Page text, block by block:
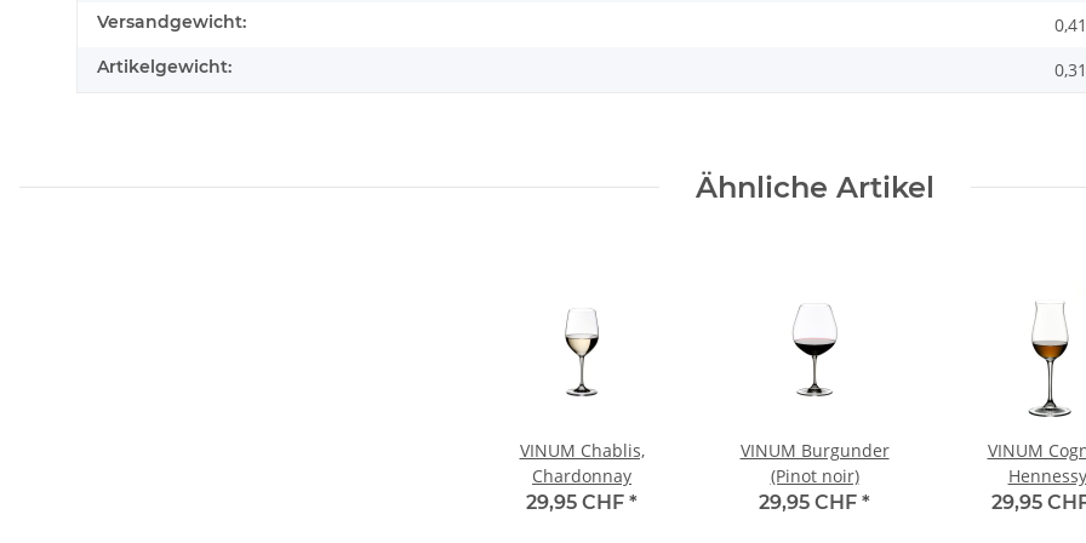
Versandgewicht:
Artikelgewicht: 0,31
Ähnliche Artikel
VINUM Chablis,
Chardonnay
29,95 CHF *
VINUM Burgunder
(Pinot noir)
29,95 CHF *
VINUM
Hennessy
29,95